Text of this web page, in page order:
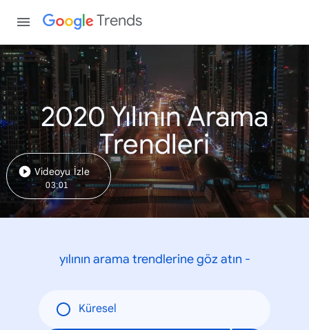
Trends
2020 Yılının Arama
Trendleri
Videoyu İzle
03:01
yılının arama trendlerine göz atın -
Küresel